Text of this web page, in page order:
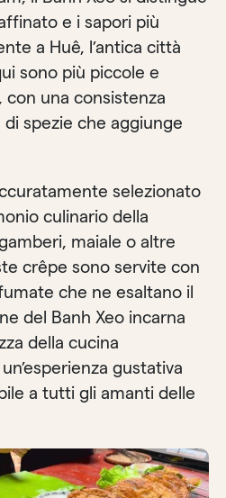
e i sapori più
a Huê, l’antica città
sono più piccole e
con una consistenza
spezie che aggiunge
selezionato
culinario della
maiale o altre
crêpe sono servite con
che ne esaltano il
del Banh Xeo incarna
della cucina
gustativa
a tutti gli amanti delle